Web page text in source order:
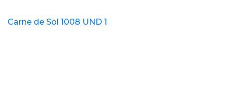
Carne de Sol 1008 UND 1